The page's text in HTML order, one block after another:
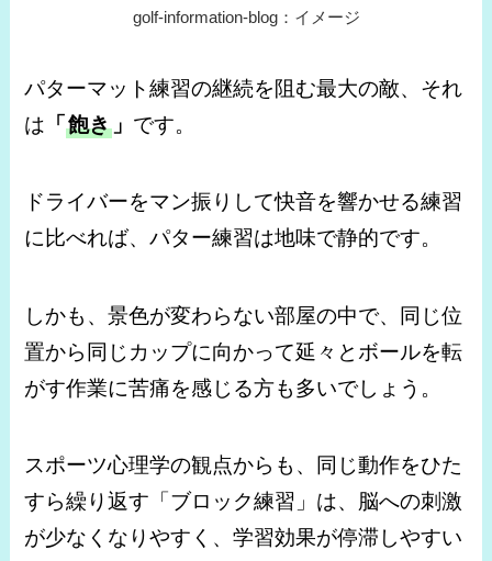
golf-information-blog：イメージ
パターマット練習の継続を阻む最大の敵、それ
は 「飽き 」 です。
ドライバーをマン振りして快音を響かせる練習
に比べれば、パター練習は地味で静的です。
しかも、景色が変わらない部屋の中で、同じ位
置から同じカップに向かって延々とボールを転
がす作業に苦痛を感じる方も多いでしょう。
スポーツ心理学の観点からも、同じ動作をひた
すら繰り返す「ブロック練習」は、脳への刺激
が少なくなりやすく、学習効果が停滞しやすい